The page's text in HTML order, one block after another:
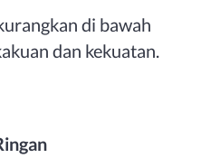
di bawah
dan kekuatan.